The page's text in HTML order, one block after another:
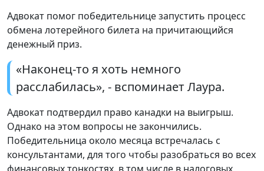
Адвокат помог победительнице запустить процесс
обмена лотерейного билета на причитающийся
денежный приз.
«Наконец-то я хоть немного
расслабилась», - вспоминает Лаура.
Адвокат подтвердил право канадки на выигрыш.
Однако на этом вопросы не закончились.
Победительница около месяца встречалась с
консультантами, для того чтобы разобраться во всех